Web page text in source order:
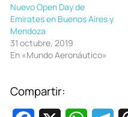
Nuevo Open Day de
Emirates en Buenos Aires y
Mendoza
31 octubre, 2019
En «Mundo Aeronáutico»
Compartir: